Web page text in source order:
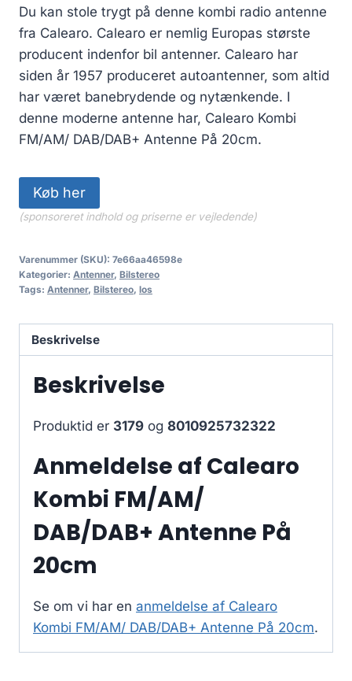
Du kan stole trygt på denne kombi radio antenne
fra Calearo. Calearo er nemlig Europas største
producent indenfor bil antenner. Calearo har
siden år 1957 produceret autoantenner, som altid
har været banebrydende og nytænkende. I
denne moderne antenne har, Calearo Kombi
FM/AM/ DAB/DAB+ Antenne På 20cm.
Køb her
(sponsoreret indhold og priserne er vejledende)
Varenummer (SKU): 7e66aa46598e
Kategorier: Antenner, Bilstereo
Tags: Antenner, Bilstereo, los
Beskrivelse
Beskrivelse
Produktid er 3179 og 8010925732322
Anmeldelse af Calearo
Kombi FM/AM/
DAB/DAB+ Antenne På
20cm
Se om vi har en anmeldelse af Calearo
Kombi FM/AM/ DAB/DAB+ Antenne På 20cm.